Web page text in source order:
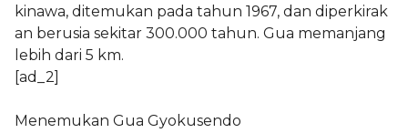
kinawa, ditemukan pada tahun 1967, dan diperkirak
an berusia sekitar 300.000 tahun. Gua memanjang
lebih dari 5 km.
[ad_2]
Menemukan Gua Gyokusendo